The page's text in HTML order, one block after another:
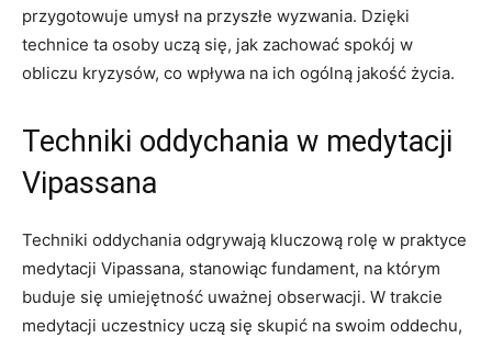
przygotowuje umysł ⁢na przyszłe wyzwania. Dzięki
⁢technice ​ta osoby ⁣uczą się, jak zachować spokój w
obliczu kryzysów, co wpływa na‌ ich ogólną jakość życia.
Techniki ‍oddychania w medytacji
Vipassana
Techniki oddychania odgrywają kluczową rolę w ⁣praktyce
medytacji Vipassana,‌ stanowiąc fundament, na którym
buduje ​się umiejętność uważnej obserwacji. W trakcie
‍medytacji uczestnicy uczą się skupić na ‌swoim oddechu,